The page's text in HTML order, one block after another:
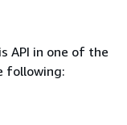
API in one of the
following: